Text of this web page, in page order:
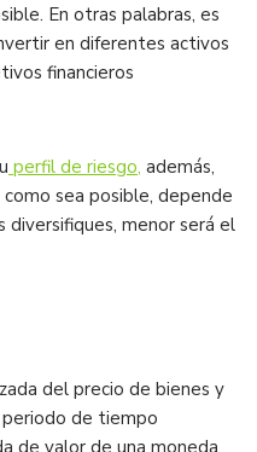
En otras palabras, es
en diferentes activos
financieros
perfil de riesgo, además,
sea posible, depende
menor será el
del precio de bienes y
periodo de tiempo